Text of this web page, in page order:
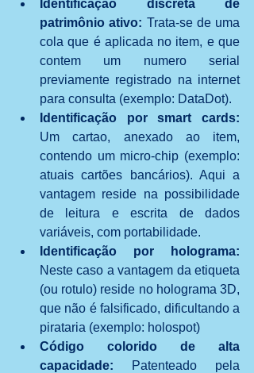
Identificação discreta de
patrimônio ativo: Trata-se de uma
cola que é aplicada no item, e que
contem um numero serial
previamente registrado na internet
para consulta (exemplo: DataDot).
Um cartao, anexado ao item,
contendo um micro-chip (exemplo:
atuais cartões bancários). Aqui a
vantagem reside na possibilidade
de leitura e escrita de dados
variáveis, com portabilidade.
Neste caso a vantagem da etiqueta
(ou rotulo) reside no holograma 3D,
que não é falsificado, dificultando a
pirataria (exemplo: holospot)
Código colorido de alta
capacidade: Patenteado pela